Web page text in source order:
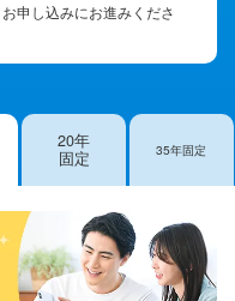
申し込みにお進みくださ
20年
固定
35年固定